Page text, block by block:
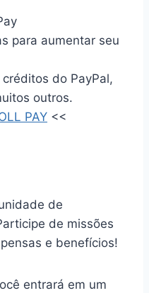
para aumentar seu
do PayPal,
outros.
PAY <<
de
de missões
e benefícios!
entrará em um